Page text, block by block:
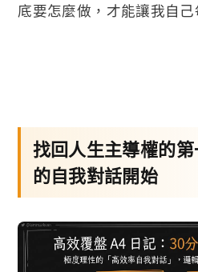
底要怎麼做，才能讓我自
找回人生主導權的
的自我對話開始